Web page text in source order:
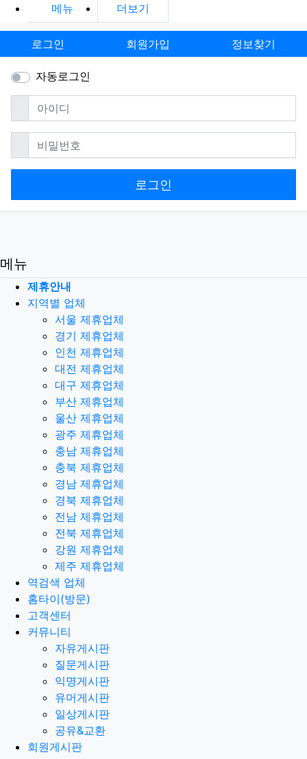
메뉴 더보기
로그인 회원가입 정보찾기
자동로그인
아이디필수
비밀번호필수
로그인
메뉴
제휴안내
지역별 업체
서울 제휴업체
경기 제휴업체
인천 제휴업체
대전 제휴업체
대구 제휴업체
부산 제휴업체
울산 제휴업체
광주 제휴업체
충남 제휴업체
충북 제휴업체
경남 제휴업체
경북 제휴업체
전남 제휴업체
전북 제휴업체
강원 제휴업체
제주 제휴업체
역검색 업체
홈타이(방문)
고객센터
커뮤니티
자유게시판
질문게시판
익명게시판
유머게시판
일상게시판
공유&교환
회원게시판